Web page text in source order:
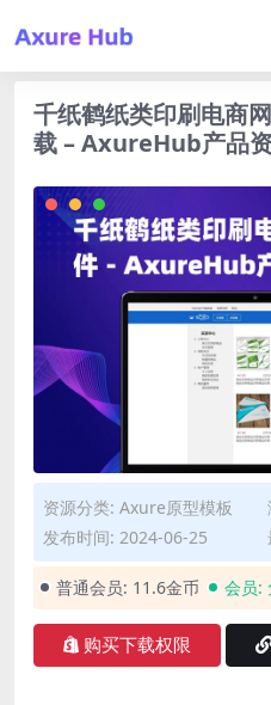
千纸鹤纸类印刷电商
载 – AxureHub产品
资源分类: Axure原型模板
发布时间: 2024-06-25
普通会员: 11.6金币 会员:
购买下载权限